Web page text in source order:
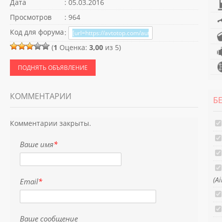
Дата
: 05.03.2016
Просмотров
: 964
Код для форума:
(1 Оценка: 3,00 из 5)
ПОДНЯТЬ ОБЪЯВЛЕНИЕ
КОММЕНТАРИИ
Комментарии закрыты.
Ваше имя*
Email*
Ваше сообщение